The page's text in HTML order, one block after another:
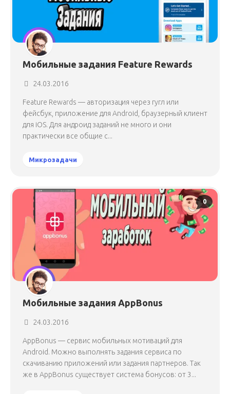
Мобильные задания Feature Rewards
24.03.2016
Feature Rewards — авторизация через гугл или
фейсбук, приложение для Android, браузерный клиент
для iOS. Для андроид заданий не много и они
практически все общие с...
Микрозадачи
0
Мобильные задания AppBonus
24.03.2016
AppBonus — сервис мобильных мотиваций для
Android. Можно выполнять задания сервиса по
скачиванию приложений или задания партнеров. Так
же в AppBonus существует система бонусов: от 3...